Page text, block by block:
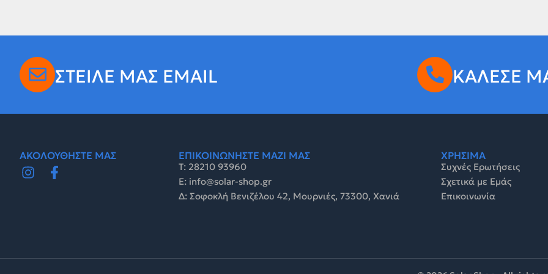
ΣΤΕΙΛΕ ΜΑΣ EMAIL ΚΑΛΕΣΕ
ΑΚΟΛΟΥΘΗΣΤΕ ΜΑΣ ΕΠΙΚΟΙΝΩΝΗΣΤΕ ΜΑΖΙ ΜΑΣ
Τ: 28210 93960
E: info@solar-shop.gr
Δ: Σοφοκλή Βενιζέλου 42, Μουρνιές, 73300, Χανιά
ΧΡΗΣΙΜΑ
Συχνές Ερωτήσεις
Σχετικά με Εμάς
Επικοινωνία